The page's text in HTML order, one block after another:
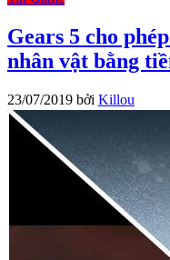
Gears 5 cho
nhân vật bằng
23/07/2019 bởi Killou